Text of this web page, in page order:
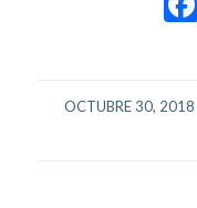
OCTUBRE 30, 2018
/